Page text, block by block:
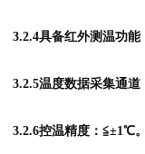
3.2.4具备红外测温功能
3.2.5温度数据采集通道
3.2.6控温精度：≦±1℃。